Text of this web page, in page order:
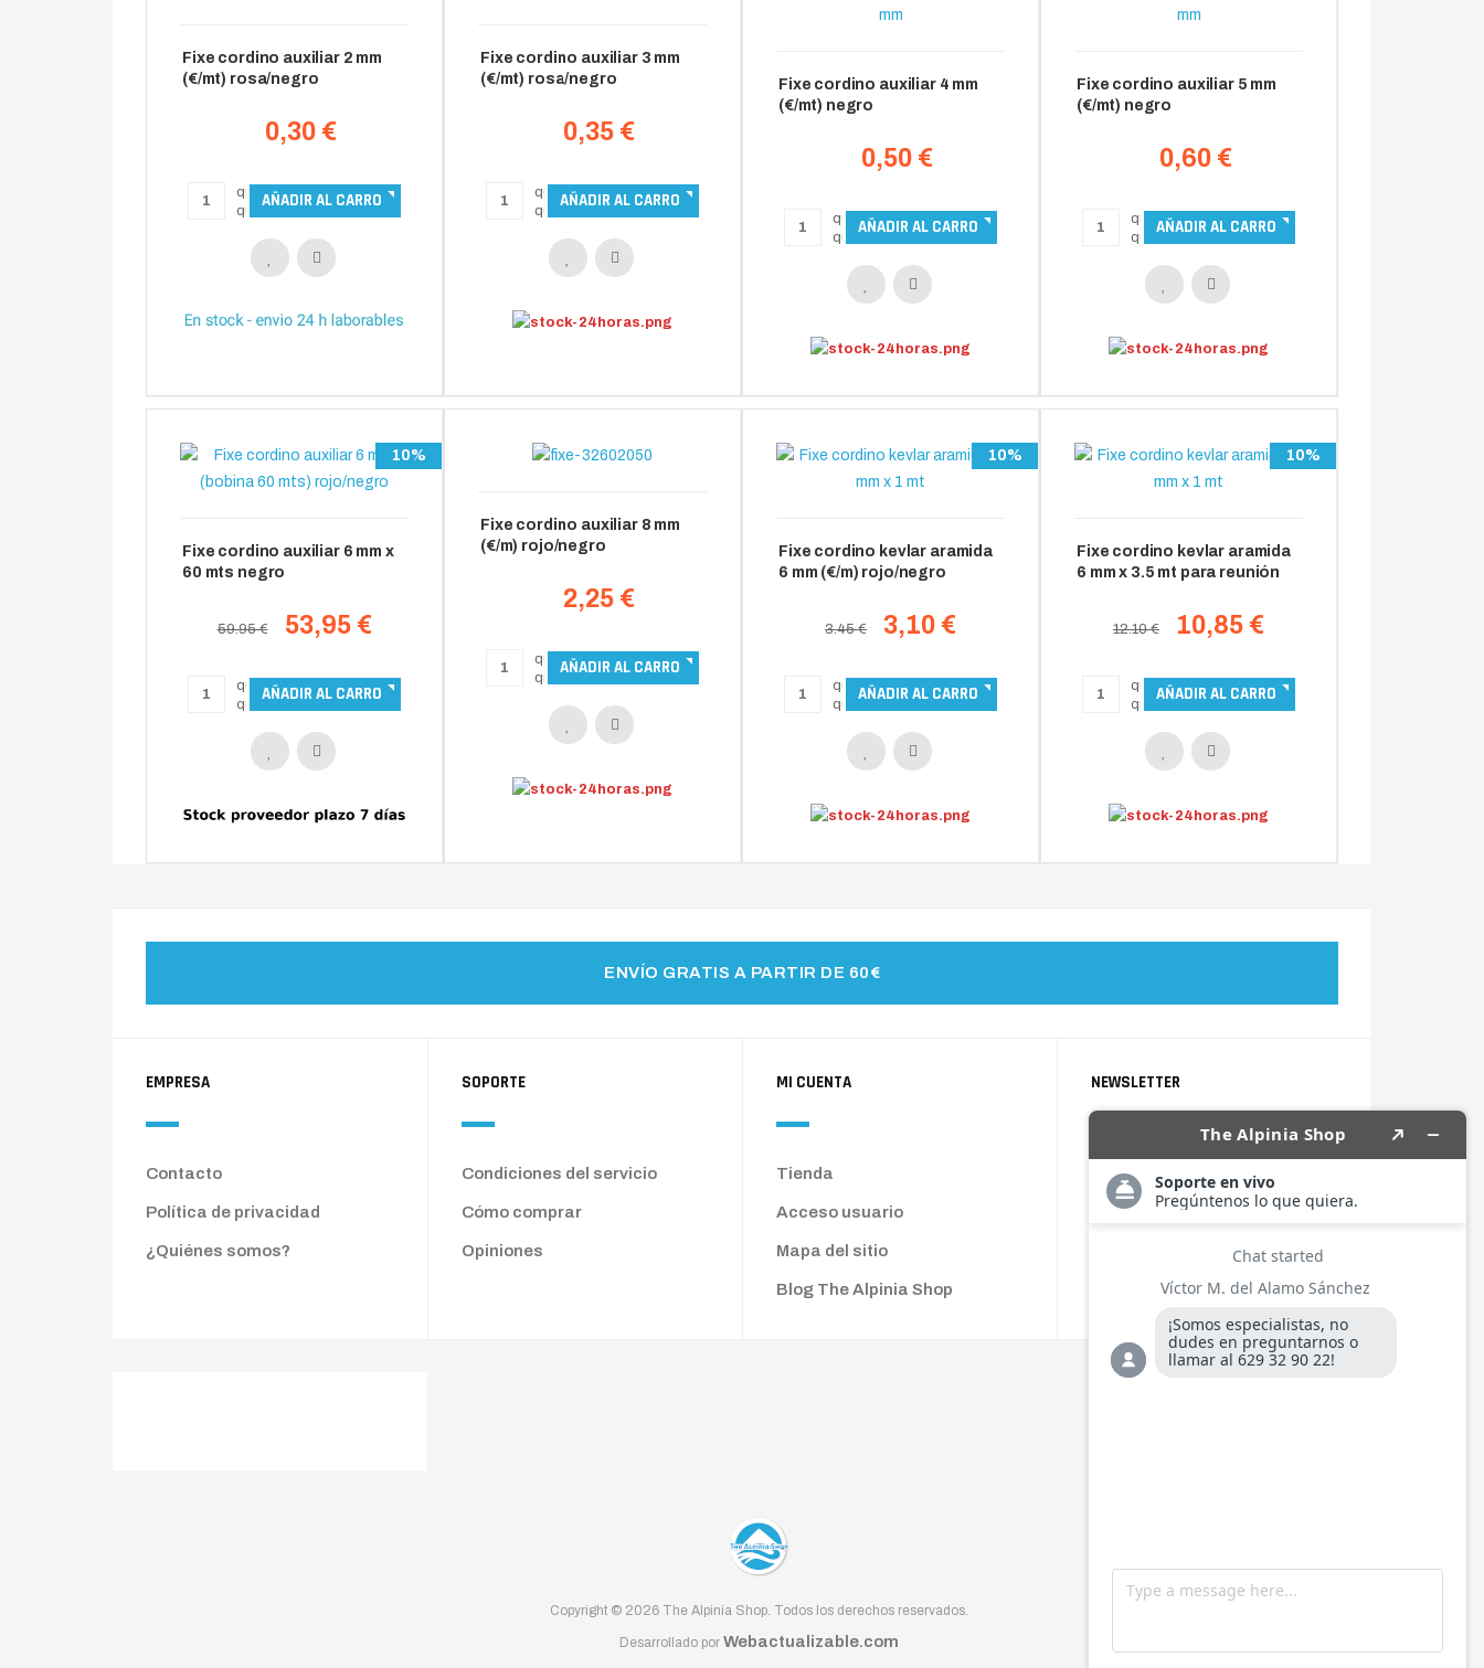
Fixe cordino auxiliar 2 mm
(€/mt) rosa/negro
0,30 €
Fixe cordino auxiliar 3 mm
(€/mt) rosa/negro
0,35 €
Fixe cordino auxiliar 4 mm
(€/mt) negro
0,50 €
Fixe cordino auxiliar 5 mm
(€/mt) negro
0,60 €
10%
Fixe cordino auxiliar 6 mm x
60 mts negro
59.95 € 53,95 €
Fixe cordino auxiliar 8 mm
(€/m) rojo/negro
2,25 €
10%
Fixe cordino kevlar aramida
6 mm (€/m) rojo/negro
3.45 € 3,10 €
10%
Fixe cordino kevlar aramida
6 mm x 3.5 mt para reunión
12.10 € 10,85 €
ENVÍO GRATIS A PARTIR DE 60€
EMPRESA
Contacto
Política de privacidad
¿Quiénes somos?
SOPORTE
Condiciones del servicio
Cómo comprar
Opiniones
MI CUENTA
Tienda
Acceso usuario
Mapa del sitio
Blog The Alpinia Shop
NEWSLETTER
Suscríbete al newsletter
Copyright © 2026 The Alpinia Shop. Todos los derechos reservados.
Desarrollado por Webactualizable.com